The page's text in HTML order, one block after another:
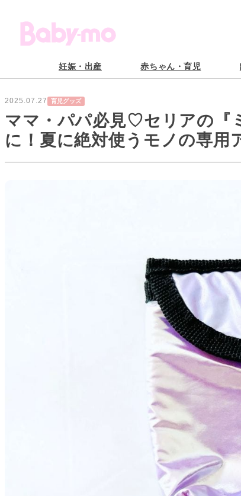
妊娠・出産 赤ちゃん・育児
2025.07.27 育児グッズ
ママ・パパ必見♡セリアの『
に！夏に絶対使うモノの専用